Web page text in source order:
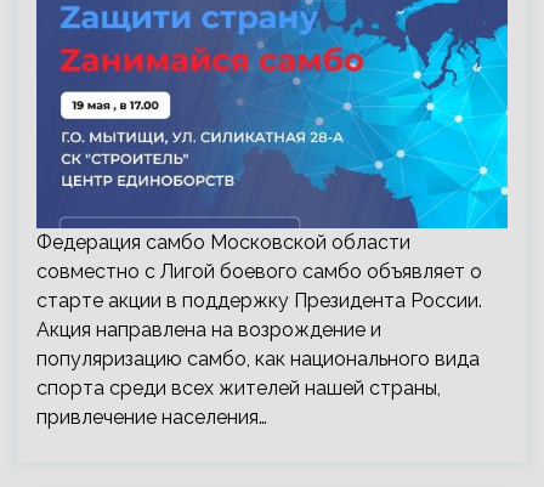
Федерация самбо Московской области
совместно с Лигой боевого самбо объявляет о
старте акции в поддержку Президента России.
Акция направлена на возрождение и
популяризацию самбо, как национального вида
спорта среди всех жителей нашей страны,
привлечение населения…